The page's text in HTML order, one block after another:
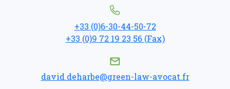
+33 (0)6-30-44-50-72
+33 (0)9 72 19 23 56 (Fax)
david.deharbe@green-law-avocat.fr